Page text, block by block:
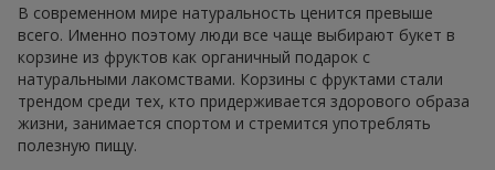
В современном мире натуральность ценится превыше
всего. Именно поэтому люди все чаще выбирают букет в
корзине из фруктов как органичный подарок с
натуральными лакомствами. Корзины с фруктами стали
трендом среди тех, кто придерживается здорового образа
жизни, занимается спортом и стремится употреблять
полезную пищу.